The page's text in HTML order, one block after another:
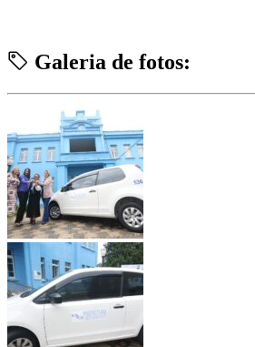
Galeria de fotos: